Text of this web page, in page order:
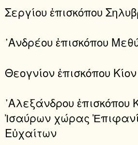
Σεργίου ἐπισκόπου
᾿Ανδρέου ἐπισκόπου
Θεογνίον ἐπισκόπου Κίον
᾿Αλεξάνδρου ἐπισκόπου
Ἰσαύρων χώρας
Εὐχαίτων